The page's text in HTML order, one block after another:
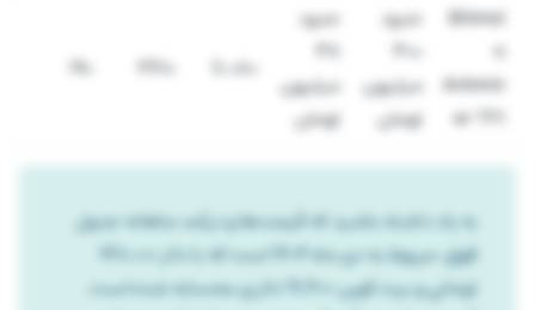
Bitmai
n
Antmin
er T21
حدود
300
میلیون
تومان
حدود
38
میلیون
تومان
11.080
3610
190
به یاد داشته باشید که قیمت‌ها و درآمد ماهانه جدول
فوق، مربوط به دی ماه 1404 است که با دلار 148,000
تومانی و بیت کوین 91,400 دلاری محسابه شده است.